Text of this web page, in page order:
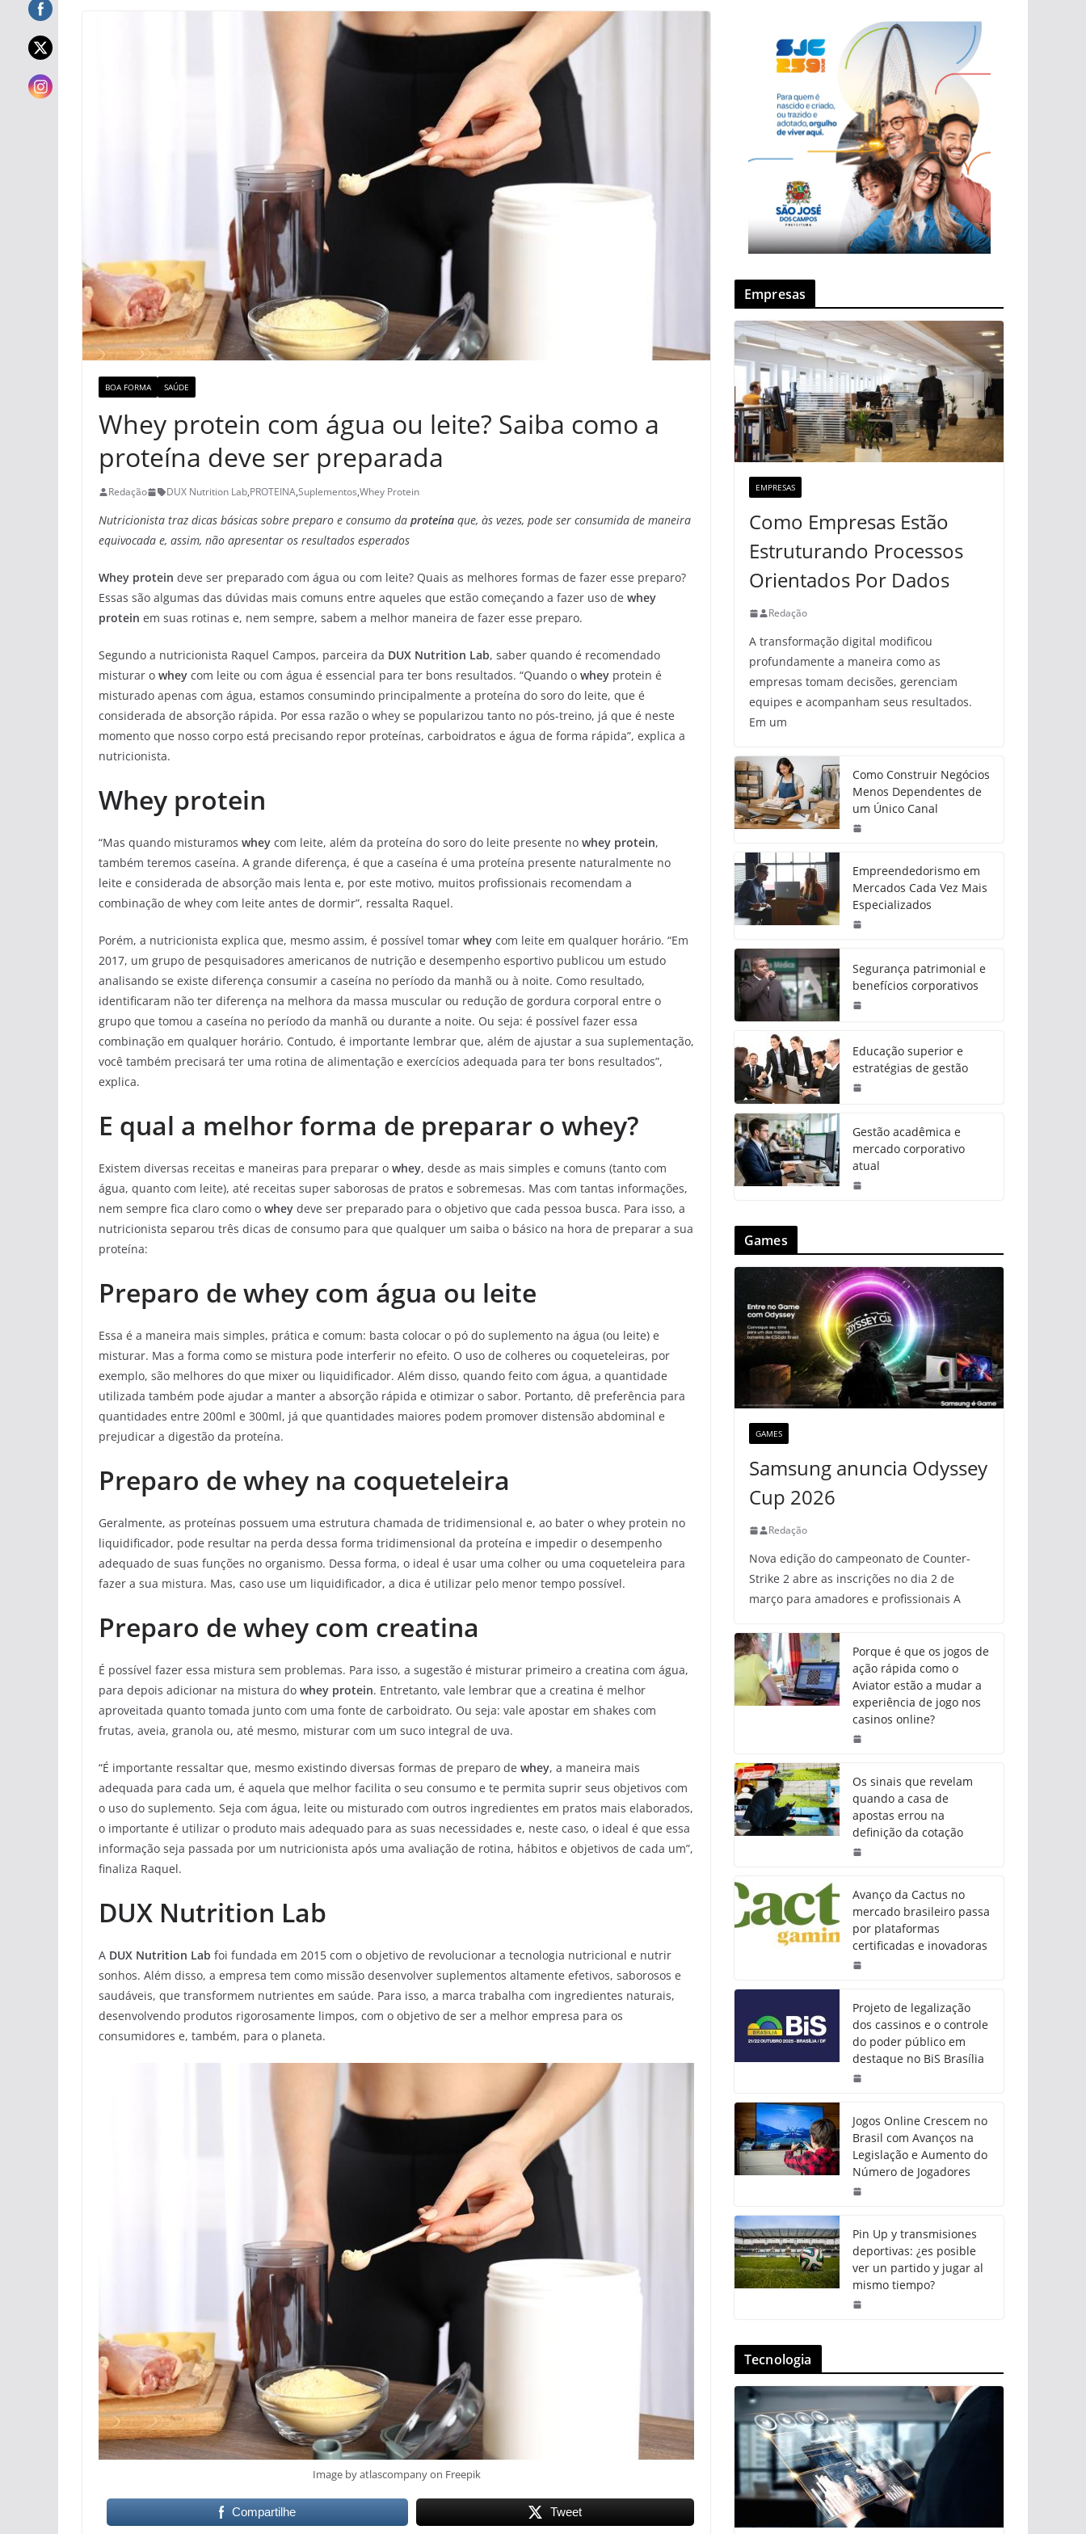
BOA FORMA SAÚDE
Whey protein com água ou leite? Saiba como a
proteína deve ser preparada
Redação DUX Nutrition Lab,PROTEINA,Suplementos,Whey Protein
Nutricionista traz dicas básicas sobre preparo e consumo da proteína que, às vezes, pode ser consumida de maneira
equivocada e, assim, não apresentar os resultados esperados
Whey protein deve ser preparado com água ou com leite? Quais as melhores formas de fazer esse preparo?
Essas são algumas das dúvidas mais comuns entre aqueles que estão começando a fazer uso de whey
protein em suas rotinas e, nem sempre, sabem a melhor maneira de fazer esse preparo.
Segundo a nutricionista Raquel Campos, parceira da DUX Nutrition Lab, saber quando é recomendado
misturar o whey com leite ou com água é essencial para ter bons resultados. “Quando o whey protein é
misturado apenas com água, estamos consumindo principalmente a proteína do soro do leite, que é
considerada de absorção rápida. Por essa razão o whey se popularizou tanto no pós-treino, já que é neste
momento que nosso corpo está precisando repor proteínas, carboidratos e água de forma rápida”, explica a
nutricionista.
Whey protein
“Mas quando misturamos whey com leite, além da proteína do soro do leite presente no whey protein,
também teremos caseína. A grande diferença, é que a caseína é uma proteína presente naturalmente no
leite e considerada de absorção mais lenta e, por este motivo, muitos profissionais recomendam a
combinação de whey com leite antes de dormir”, ressalta Raquel.
Porém, a nutricionista explica que, mesmo assim, é possível tomar whey com leite em qualquer horário. “Em
2017, um grupo de pesquisadores americanos de nutrição e desempenho esportivo publicou um estudo
analisando se existe diferença consumir a caseína no período da manhã ou à noite. Como resultado,
identificaram não ter diferença na melhora da massa muscular ou redução de gordura corporal entre o
grupo que tomou a caseína no período da manhã ou durante a noite. Ou seja: é possível fazer essa
combinação em qualquer horário. Contudo, é importante lembrar que, além de ajustar a sua suplementação,
você também precisará ter uma rotina de alimentação e exercícios adequada para ter bons resultados”,
explica.
E qual a melhor forma de preparar o whey?
Existem diversas receitas e maneiras para preparar o whey, desde as mais simples e comuns (tanto com
água, quanto com leite), até receitas super saborosas de pratos e sobremesas. Mas com tantas informações,
nem sempre fica claro como o whey deve ser preparado para o objetivo que cada pessoa busca. Para isso, a
nutricionista separou três dicas de consumo para que qualquer um saiba o básico na hora de preparar a sua
proteína:
Preparo de whey com água ou leite
Essa é a maneira mais simples, prática e comum: basta colocar o pó do suplemento na água (ou leite) e
misturar. Mas a forma como se mistura pode interferir no efeito. O uso de colheres ou coqueteleiras, por
exemplo, são melhores do que mixer ou liquidificador. Além disso, quando feito com água, a quantidade
utilizada também pode ajudar a manter a absorção rápida e otimizar o sabor. Portanto, dê preferência para
quantidades entre 200ml e 300ml, já que quantidades maiores podem promover distensão abdominal e
prejudicar a digestão da proteína.
Preparo de whey na coqueteleira
Geralmente, as proteínas possuem uma estrutura chamada de tridimensional e, ao bater o whey protein no
liquidificador, pode resultar na perda dessa forma tridimensional da proteína e impedir o desempenho
adequado de suas funções no organismo. Dessa forma, o ideal é usar uma colher ou uma coqueteleira para
fazer a sua mistura. Mas, caso use um liquidificador, a dica é utilizar pelo menor tempo possível.
Preparo de whey com creatina
É possível fazer essa mistura sem problemas. Para isso, a sugestão é misturar primeiro a creatina com água,
para depois adicionar na mistura do whey protein. Entretanto, vale lembrar que a creatina é melhor
aproveitada quanto tomada junto com uma fonte de carboidrato. Ou seja: vale apostar em shakes com
frutas, aveia, granola ou, até mesmo, misturar com um suco integral de uva.
“É importante ressaltar que, mesmo existindo diversas formas de preparo de whey, a maneira mais
adequada para cada um, é aquela que melhor facilita o seu consumo e te permita suprir seus objetivos com
o uso do suplemento. Seja com água, leite ou misturado com outros ingredientes em pratos mais elaborados,
o importante é utilizar o produto mais adequado para as suas necessidades e, neste caso, o ideal é que essa
informação seja passada por um nutricionista após uma avaliação de rotina, hábitos e objetivos de cada um”,
finaliza Raquel.
DUX Nutrition Lab
A DUX Nutrition Lab foi fundada em 2015 com o objetivo de revolucionar a tecnologia nutricional e nutrir
sonhos. Além disso, a empresa tem como missão desenvolver suplementos altamente efetivos, saborosos e
saudáveis, que transformem nutrientes em saúde. Para isso, a marca trabalha com ingredientes naturais,
desenvolvendo produtos rigorosamente limpos, com o objetivo de ser a melhor empresa para os
consumidores e, também, para o planeta.
Image by atlascompany on Freepik
Compartilhe Tweet
Empresas
EMPRESAS
Como Empresas Estão
Estruturando Processos
Orientados Por Dados
Redação
A transformação digital modificou
profundamente a maneira como as
empresas tomam decisões, gerenciam
equipes e acompanham seus resultados.
Em um
Como Construir Negócios
Menos Dependentes de
um Único Canal
Empreendedorismo em
Mercados Cada Vez Mais
Especializados
Segurança patrimonial e
benefícios corporativos
Educação superior e
estratégias de gestão
Gestão acadêmica e
mercado corporativo
atual
Games
GAMES
Samsung anuncia Odyssey
Cup 2026
Redação
Nova edição do campeonato de Counter-
Strike 2 abre as inscrições no dia 2 de
março para amadores e profissionais A
Porque é que os jogos de
ação rápida como o
Aviator estão a mudar a
experiência de jogo nos
casinos online?
Os sinais que revelam
quando a casa de
apostas errou na
definição da cotação
Avanço da Cactus no
mercado brasileiro passa
por plataformas
certificadas e inovadoras
Projeto de legalização
dos cassinos e o controle
do poder público em
destaque no BiS Brasília
Jogos Online Crescem no
Brasil com Avanços na
Legislação e Aumento do
Número de Jogadores
Pin Up y transmisiones
deportivas: ¿es posible
ver un partido y jugar al
mismo tiempo?
Tecnologia